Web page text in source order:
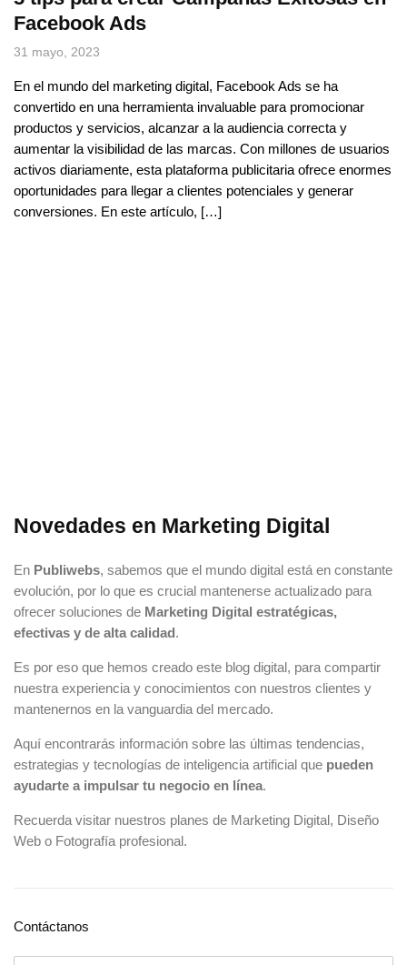
Facebook Ads
31 mayo, 2023
En el mundo del marketing digital, Facebook Ads se ha
convertido en una herramienta invaluable para promocionar
productos y servicios, alcanzar a la audiencia correcta y
aumentar la visibilidad de las marcas. Con millones de usuarios
activos diariamente, esta plataforma publicitaria ofrece enormes
oportunidades para llegar a clientes potenciales y generar
conversiones. En este artículo, […]
Novedades en Marketing Digital
En Publiwebs, sabemos que el mundo digital está en constante
evolución, por lo que es crucial mantenerse actualizado para
ofrecer soluciones de Marketing Digital estratégicas,
efectivas y de alta calidad.
Es por eso que hemos creado este blog digital, para compartir
nuestra experiencia y conocimientos con nuestros clientes y
mantenernos en la vanguardia del mercado.
Aquí encontrarás información sobre las últimas tendencias,
estrategias y tecnologías de inteligencia artificial que pueden
ayudarte a impulsar tu negocio en línea.
Recuerda visitar nuestros planes de Marketing Digital, Diseño
Web o Fotografía profesional.
Contáctanos